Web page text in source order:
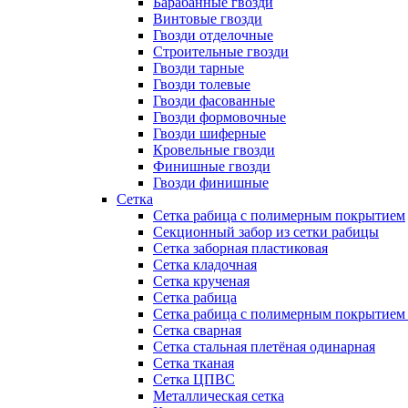
Винтовые гвозди
Гвозди отделочные
Строительные гвозди
Гвозди тарные
Гвозди толевые
Гвозди фасованные
Гвозди формовочные
Гвозди шиферные
Кровельные гвозди
Финишные гвозди
Гвозди финишные
Сетка
Сетка рабица с полимерным покрытием
Секционный забор из сетки рабицы
Сетка заборная пластиковая
Сетка кладочная
Сетка крученая
Сетка рабица
Сетка рабица с полимерным покрытием
Сетка сварная
Сетка стальная плетёная одинарная
Сетка тканая
Сетка ЦПВС
Металлическая сетка